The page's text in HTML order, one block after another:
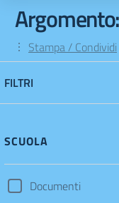
Stampa / Condividi
FILTRI
SCUOLA
Documenti